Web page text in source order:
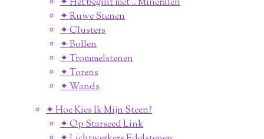
✦ Het begint met .. Mineralen
✦ Ruwe Stenen
✦ Clusters
✦ Bollen
✦ Trommelstenen
✦ Torens
✦ Wands
✦ Hoe Kies Ik Mijn Steen?
✦ Op Starseed Link